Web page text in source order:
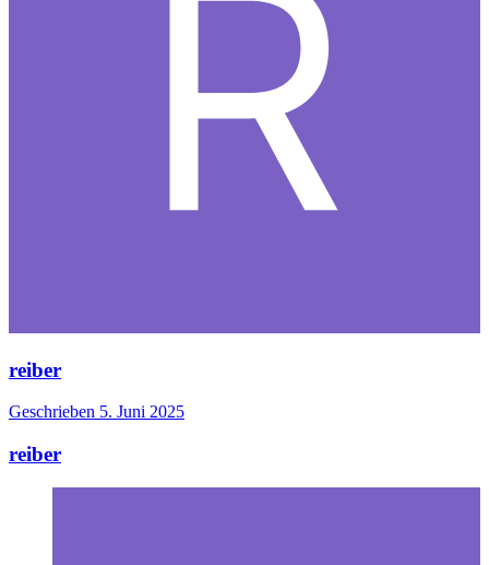
reiber
Geschrieben 5. Juni 2025
reiber